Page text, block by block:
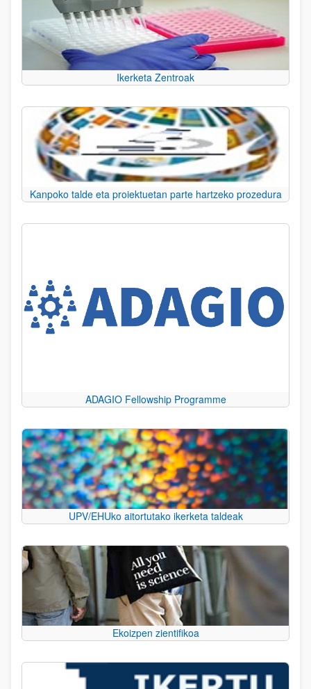
Ikerketa Zentroak
Kanpoko talde eta proiektuetan parte hartzeko prozedura
ADAGIO Fellowship Programme
UPV/EHUko aitortutako ikerketa taldeak
Ekoizpen zientifikoa